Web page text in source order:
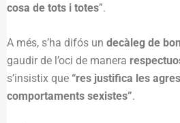
cosa de tots i totes”.
A més, s’ha difós un decàleg de
gaudir de l’oci de manera
s’insistix que “res justifica les
comportaments sexistes”.